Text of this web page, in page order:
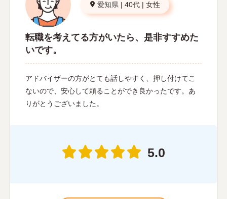
愛知県 | 40代 | 女性
転職を考えてる方がいたら、是非すすめた
いです。
アドバイザーの方がとても話しやすく、押し付けてこ
ないので、安心して頼ることができ良かったです。あ
りがとうございました。
5.0